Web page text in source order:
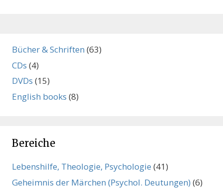
Bücher & Schriften (63)
CDs (4)
DVDs (15)
English books (8)
Bereiche
Lebenshilfe, Theologie, Psychologie (41)
Geheimnis der Märchen (Psychol. Deutungen) (6)